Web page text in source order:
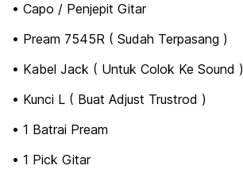
• Capo / Penjepit Gitar
• Pream 7545R ( Sudah Terpasang )
• Kabel Jack ( Untuk Colok Ke Sound )
• Kunci L ( Buat Adjust Trustrod )
• 1 Batrai Pream
• 1 Pick Gitar